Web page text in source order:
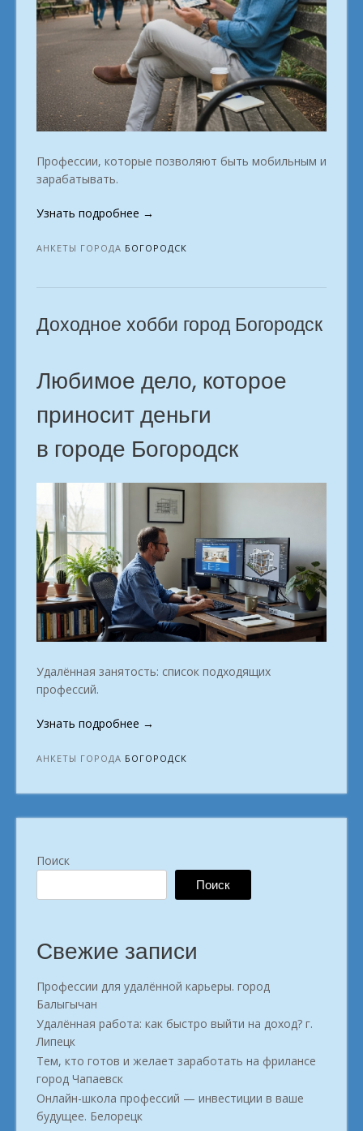
Профессии, которые позволяют быть мобильным и
зарабатывать.
Узнать подробнее «Как
работу
и
заработать,
из
дома?
в
городе
Богородск»
→
АНКЕТЫ ГОРОДА БОГОРОДСК
Доходное хобби город Богородск
Любимое дело, которое
приносит деньги
в городе Богородск
Удалённая занятость: список подходящих
профессий.
Узнать подробнее «Доходное
город
→
АНКЕТЫ ГОРОДА БОГОРОДСК
Поиск
Поиск
Свежие записи
Профессии для удалённой карьеры. город
Балыгычан
Удалённая работа: как быстро выйти на доход? г.
Липецк
Тем, кто готов и желает заработать на фрилансе
город Чапаевск
Онлайн-школа профессий — инвестиции в ваше
будущее. Белорецк